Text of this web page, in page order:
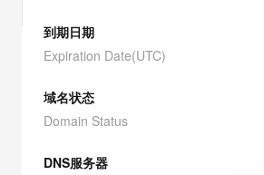
到期日期
Expiration Date(UTC)
域名状态
Domain Status
DNS服务器
企业服务与云通信
域名与网站
终端用户计算
Serverless